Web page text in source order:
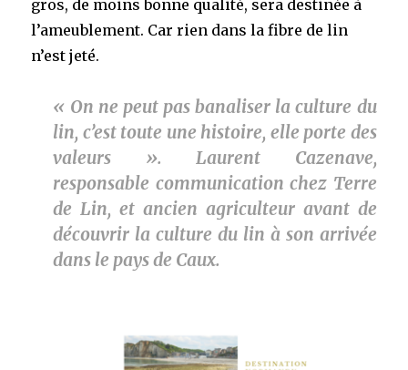
gros, de moins bonne qualité, sera destinée à
l’ameublement. Car rien dans la fibre de lin
n’est jeté.
« On ne peut pas banaliser la culture du
lin, c’est toute une histoire, elle porte des
valeurs ». Laurent Cazenave,
responsable communication chez Terre
de Lin, et ancien agriculteur avant de
découvrir la culture du lin à son arrivée
dans le pays de Caux.